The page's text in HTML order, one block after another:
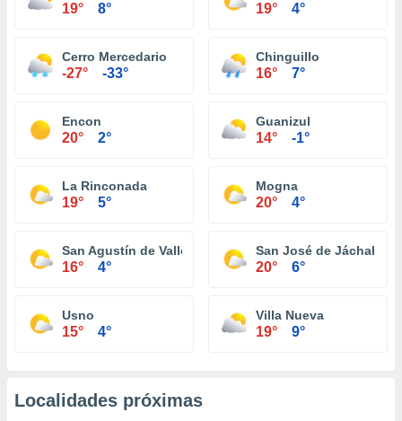
19° 8° 19° 4°
Cerro Mercedario
-27° -33°
Chinguillo
16° 7°
Encon
20° 2°
Guanizul
14° -1°
La Rinconada
19° 5°
Mogna
20° 4°
San Agustín de Valle Fertíl
16° 4°
San José de Jáchal
20° 6°
Usno
15° 4°
Villa Nueva
19° 9°
Localidades próximas